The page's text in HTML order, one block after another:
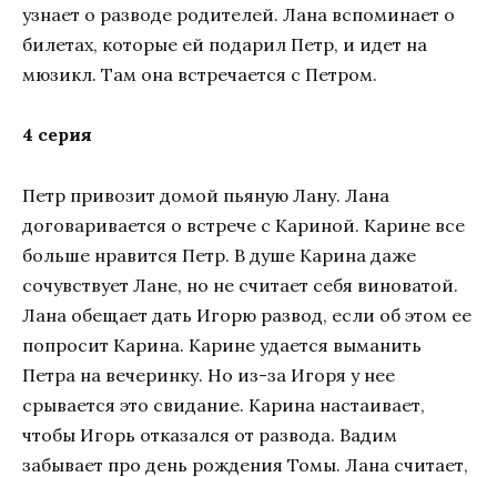
узнает о разводе родителей. Лана вспоминает о
билетах, которые ей подарил Петр, и идет на
мюзикл. Там она встречается с Петром.
4 серия
Петр привозит домой пьяную Лану. Лана
договаривается о встрече с Кариной. Карине все
больше нравится Петр. В душе Карина даже
сочувствует Лане, но не считает себя виноватой.
Лана обещает дать Игорю развод, если об этом ее
попросит Карина. Карине удается выманить
Петра на вечеринку. Но из-за Игоря у нее
срывается это свидание. Карина настаивает,
чтобы Игорь отказался от развода. Вадим
забывает про день рождения Томы. Лана считает,